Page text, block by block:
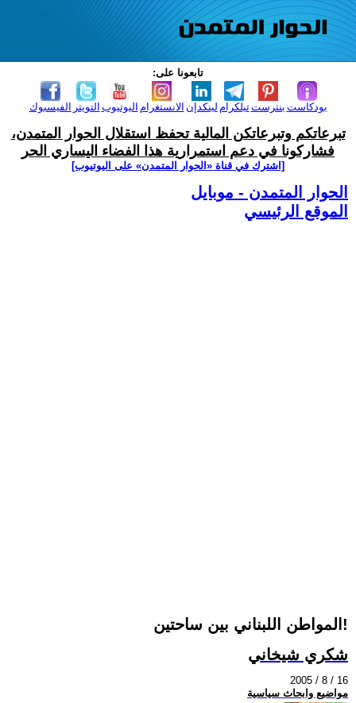
تابعونا على:
الفيسبوك التويتر اليوتيوب الانستغرام لينكدإن تيلكرامبنترست بودكاست
تبرعاتكم وتبرعاتكن المالية تحفظ استقلال الحوار المتمدن،
فشاركونا في دعم استمرارية هذا الفضاء اليساري الحر
[اشترك في قناة ‫«الحوار المتمدن» على اليوتيوب]
الحوار المتمدن - موبايل
الموقع الرئيسي
المواطن اللبناني بين ساحتين!
شكري شيخاني
2005 / 8 / 16
مواضيع وابحاث سياسية